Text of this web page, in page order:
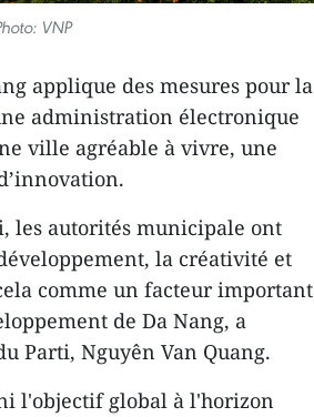
VNP
applique des mesures pour la
administration électronique
ville agréable à vivre, une
les autorités municipale ont
la créativité et
comme un facteur important
de Da Nang, a
Parti, Nguyên Van Quang.
l'objectif global à l'horizon